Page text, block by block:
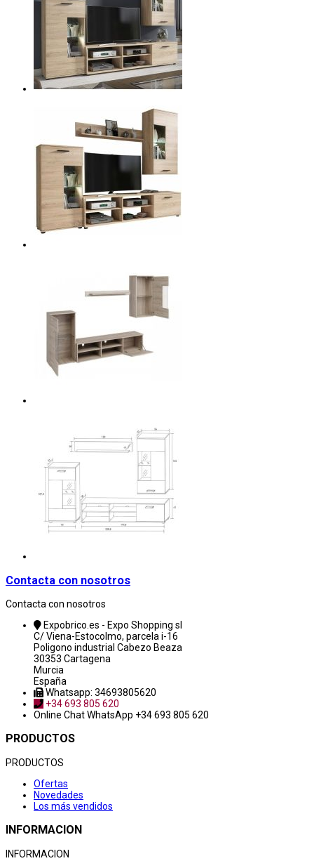
Contacta con nosotros
Contacta con nosotros
Expobrico.es - Expo Shopping sl
C/ Viena-Estocolmo, parcela i-16
Poligono industrial Cabezo Beaza
30353 Cartagena
Murcia
España
Whatsapp: 34693805620
+34 693 805 620
Online ChatWhatsApp +34 693 805 620
PRODUCTOS
PRODUCTOS
Ofertas
Novedades
Los más vendidos
INFORMACION
INFORMACION